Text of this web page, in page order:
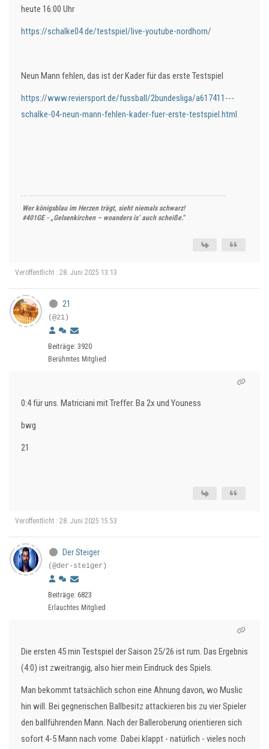
heute 16:00 Uhr
https://schalke04.de/testspiel/live-youtube-nordhorn/
Neun Mann fehlen, das ist der Kader für das erste Testspiel
https://www.reviersport.de/fussball/2bundesliga/a617411---
schalke-04-neun-mann-fehlen-kader-fuer-erste-testspiel.html
Wer königsblau im Herzen trägt, sieht niemals schwarz!
#401GE - „Gelsenkirchen – woanders is’ auch scheiße.“
Veröffentlicht : 28. Juni 2025 13:13
21
(@21)
Beiträge: 3920
Berühmtes Mitglied
0:4 für uns. Matriciani mit Treffer. Ba 2x und Youness
bwg
21
Veröffentlicht : 28. Juni 2025 15:53
Der Steiger
(@der-steiger)
Beiträge: 6823
Erlauchtes Mitglied
Die ersten 45 min Testspiel der Saison 25/26 ist rum. Das Ergebnis
(4:0) ist zweitrangig, also hier mein Eindruck des Spiels.
Man bekommt tatsächlich schon eine Ahnung davon, wo Muslic
hin will. Bei gegnerischen Ballbesitz attackieren bis zu vier Spieler
den ballführenden Mann. Nach der Balleroberung orientieren sich
sofort 4-5 Mann nach vorne. Dabei klappt - natürlich - vieles noch